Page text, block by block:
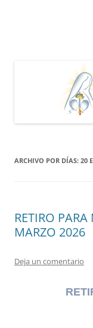
ARCHIVO POR DÍAS: 20
RETIRO
MARZO 2026
Deja un comentario